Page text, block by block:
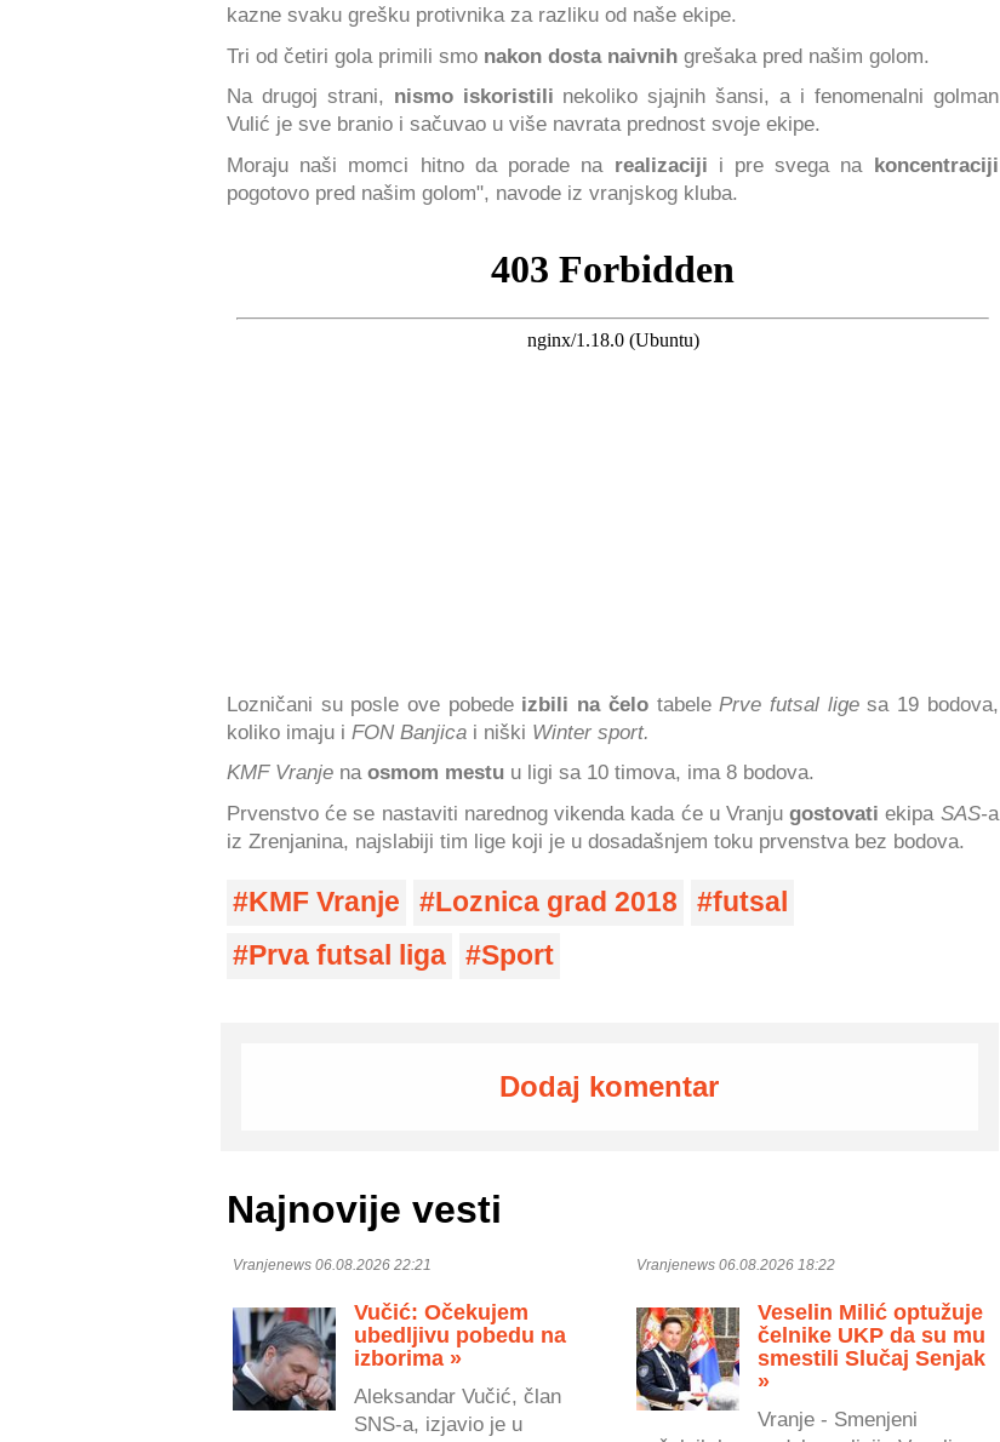
kazne svaku grešku protivnika za razliku od naše ekipe.
Tri od četiri gola primili smo nakon dosta naivnih grešaka pred našim golom.
Na drugoj strani, nismo iskoristili nekoliko sjajnih šansi, a i fenomenalni golman
Vulić je sve branio i sačuvao u više navrata prednost svoje ekipe.
Moraju naši momci hitno da porade na realizaciji i pre svega na koncentraciji
pogotovo pred našim golom", navode iz vranjskog kluba.
Lozničani su posle ove pobede izbili na čelo tabele Prve futsal ligesa 19 bodova,
koliko imaju i FON Banjica i niški Winter sport.
KMF Vranje na osmom mestu u ligi sa 10 timova, ima 8 bodova.
Prvenstvo će se nastaviti narednog vikenda kada će u Vranjugostovati ekipa SAS-a
iz Zrenjanina, najslabiji tim lige koji je u dosadašnjem toku prvenstva bez bodova.
KMF Vranje Loznica grad 2018
futsal
Prva futsal liga
Sport
Dodaj komentar
Najnovije vesti
Vranjenews 06.08.2026 22:21
Vučić: Očekujem
ubedljivu pobedu na
izborima »
Aleksandar Vučić, član
SNS-a, izjavio je u
Vranjenews 06.08.2026 18:22
Veselin Milić optužuje
čelnike UKP da su mu
smestili Slučaj Senjak
»
Vranje - Smenjeni